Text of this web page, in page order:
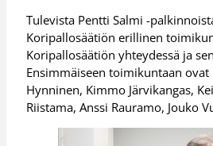
Tulevista Pentti Salmi -
Koripallosäätiön erillinen
Koripallosäätiön yhteydessä ja
Ensimmäiseen toimikuntaan
Hynninen, Kimmo Järvikangas,
Riistama, Anssi Rauramo, Jouko